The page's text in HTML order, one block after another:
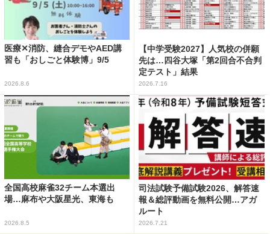
医療✕消防、縫合デモやAED講
習も「おしごと体験博」9/5
2026.8.6
【中学受験2027】人気校の併願
先は…四谷大塚「第2回合不合判
定テスト」結果
2026.7.16
全国高校麻雀32チーム本選出
場…麻布や大阪星光、東海も
2026.8.5
司法試験予備試験2026、解答速
報＆総評動画を無料公開…アガ
ルート
2026.7.21